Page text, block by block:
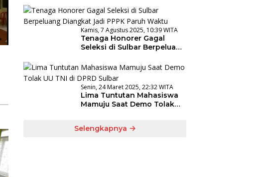
Ahmad Kirang
Kamis, 7 Agustus 2025, 10:39 WITA
Tenaga Honorer Gagal
Seleksi di Sulbar Berpeluang
Waktu
Senin, 24 Maret 2025, 22:32 WITA
Lima Tuntutan Mahasiswa
Mamuju Saat Demo Tolak
Selengkapnya